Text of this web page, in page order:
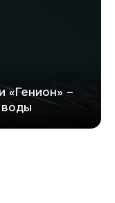
«Генион» –